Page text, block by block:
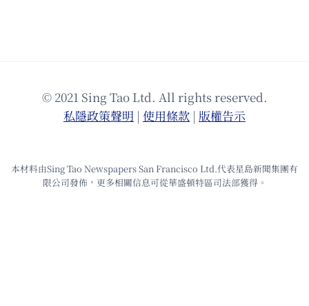
© 2021 Sing Tao Ltd. All rights reserved.
私隱政策聲明 | 使⽤條款 | 版權告⽰
本材料由Sing Tao Newspapers San Francisco Ltd.代表星島新聞集團有
限公司發佈，更多相關信息可從華盛頓特區司法部獲得。